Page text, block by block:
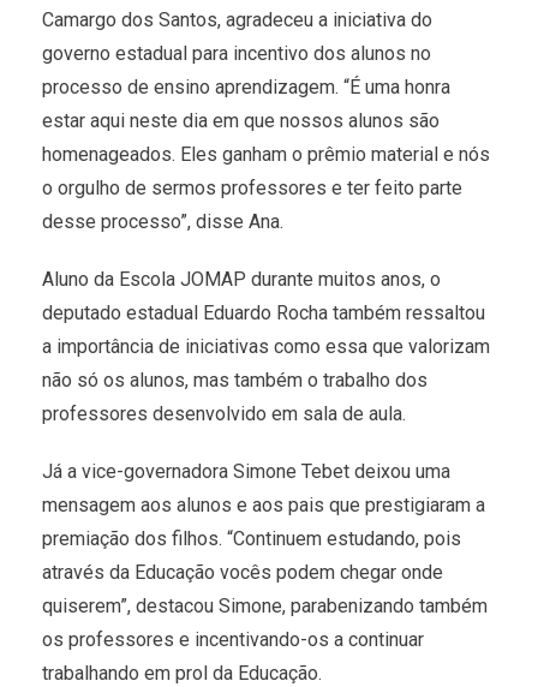
Camargo dos Santos, agradeceu a iniciativa do
governo estadual para incentivo dos alunos no
processo de ensino aprendizagem. “É uma honra
estar aqui neste dia em que nossos alunos são
homenageados. Eles ganham o prêmio material e nós
o orgulho de sermos professores e ter feito parte
desse processo”, disse Ana.
Aluno da Escola JOMAP durante muitos anos, o
deputado estadual Eduardo Rocha também ressaltou
a importância de iniciativas como essa que valorizam
não só os alunos, mas também o trabalho dos
professores desenvolvido em sala de aula.
Já a vice-governadora Simone Tebet deixou uma
mensagem aos alunos e aos pais que prestigiaram a
premiação dos filhos. “Continuem estudando, pois
através da Educação vocês podem chegar onde
quiserem”, destacou Simone, parabenizando também
os professores e incentivando-os a continuar
trabalhando em prol da Educação.